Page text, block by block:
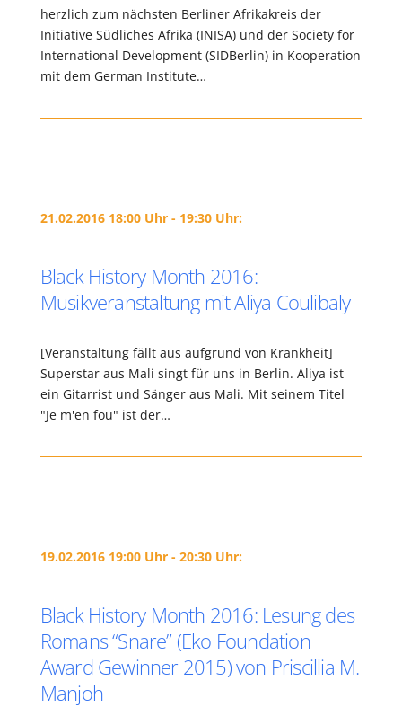
herzlich zum nächsten Berliner Afrikakreis der
Initiative Südliches Afrika (INISA) und der Society for
International Development (SIDBerlin) in Kooperation
mit dem German Institute…
21.02.2016 18:00 Uhr - 19:30 Uhr:
Black History Month 2016:
Musikveranstaltung mit Aliya Coulibaly
[Veranstaltung fällt aus aufgrund von Krankheit]
Superstar aus Mali singt für uns in Berlin. Aliya ist
ein Gitarrist und Sänger aus Mali. Mit seinem Titel
"Je m'en fou" ist der…
19.02.2016 19:00 Uhr - 20:30 Uhr:
Black History Month 2016: Lesung des
Romans “Snare” (Eko Foundation
Award Gewinner 2015) von Priscillia M.
Manjoh